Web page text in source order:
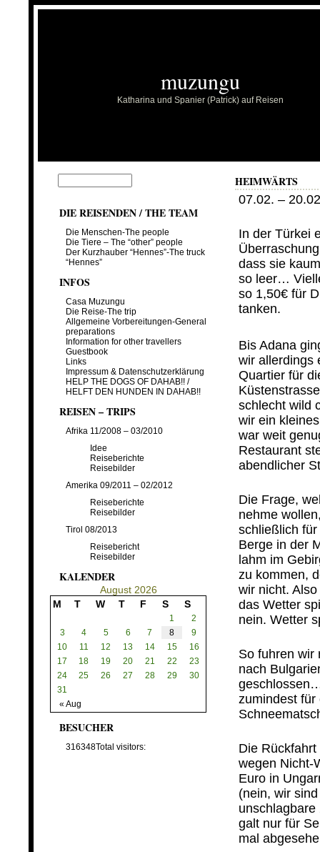
muzungu
Katharina und Spanier (Patrick) auf Reisen
DIE REISENDEN / THE TEAM
Die Menschen-The people
Die Tiere – The “other” people
Der Kurzhauber “Hennes”-The truck
“Hennes”
INFOS
Casa Muzungu
Die Reise-The trip
Allgemeine Vorbereitungen-General
preparations
Information for other travellers
Guestbook
Links
Impressum & Datenschutzerklärung
HELP THE DOGS OF DAHAB!! /
HELFT DEN HUNDEN IN DAHAB!!
REISEN – TRIPS
Afrika 11/2008 – 03/2010
Idee
Reiseberichte
Reisebilder
Amerika 09/2011 – 02/2012
Reiseberichte
Reisebilder
Tirol 08/2013
Reisebericht
Reisebilder
KALENDER
August 2026
M
T W T F S S
« Aug
1
2
3
4 5 6 7 8
9
10
11 12 13 14 15
16
17
18 19 20 21 22
23
24
25 26 27 28 29
30
31
BESUCHER
316348Total visitors:
HEIMWÄRTS
07.02. –
In der Türkei
dass sie
so leer…
so 1,50€ für
tanken.
Bis Adana
wir allerdings
Quartier für
schlecht wild
wir ein
war weit
Restaurant
abendlicher
Die Frage,
nehme
schließlich
Berge in der
lahm im
zu kommen,
wir nicht.
das Wetter
nein. Wetter
So fuhren wir
nach
zumindest für
Die
wegen Nicht-
Euro in
(nein, wir
galt nur für
mal